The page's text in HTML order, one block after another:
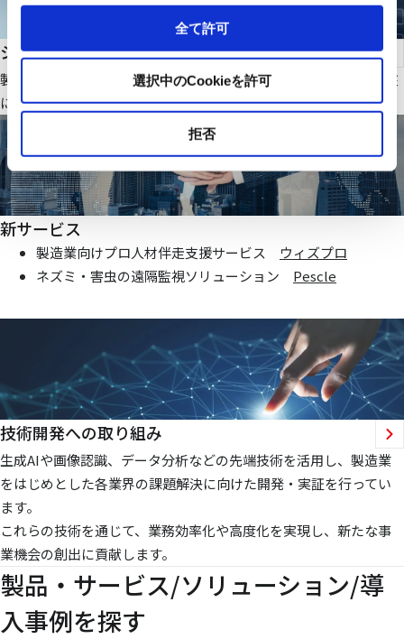
全て許可
選択中のCookieを許可
拒否
システムインテグレーション
製造業・ファシリティ分野で当社オリジナルのIoTシステムを基盤
にお客様価値向上に貢献する仕組みを提供いたします
新サービス
製造業向けプロ人材伴走支援サービス ウィズプロ
ネズミ・害虫の遠隔監視ソリューション Pescle
技術開発への取り組み
生成AIや画像認識、データ分析などの先端技術を活用し、製造業
をはじめとした各業界の課題解決に向けた開発・実証を行ってい
ます。
これらの技術を通じて、業務効率化や高度化を実現し、新たな事
業機会の創出に貢献します。
製品・サービス/ソリューション/導
入事例を探す